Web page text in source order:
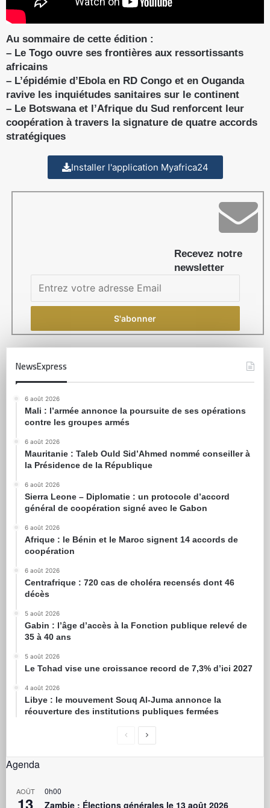
Au sommaire de cette édition :
– Le Togo ouvre ses frontières aux ressortissants
africains
– L’épidémie d’Ebola en RD Congo et en Ouganda
ravive les inquiétudes sanitaires sur le continent
– Le Botswana et l’Afrique du Sud renforcent leur
coopération à travers la signature de quatre accords
stratégiques
Installer l'application Myafrica24
Recevez notre
newsletter
NewsExpress
6 août 2026
Mali : l’armée annonce la poursuite de ses opérations
contre les groupes armés
6 août 2026
Mauritanie : Taleb Ould Sid’Ahmed nommé conseiller à
la Présidence de la République
6 août 2026
Sierra Leone – Diplomatie : un protocole d’accord
général de coopération signé avec le Gabon
6 août 2026
Afrique : le Bénin et le Maroc signent 14 accords de
coopération
6 août 2026
Centrafrique : 720 cas de choléra recensés dont 46
décès
5 août 2026
Gabin : l’âge d’accès à la Fonction publique relevé de
35 à 40 ans
5 août 2026
Le Tchad vise une croissance record de 7,3% d’ici 2027
4 août 2026
Libye : le mouvement Souq Al-Juma annonce la
réouverture des institutions publiques fermées
Agenda
AOÛT
13
0h00
Zambie : Élections générales le 13 août 2026